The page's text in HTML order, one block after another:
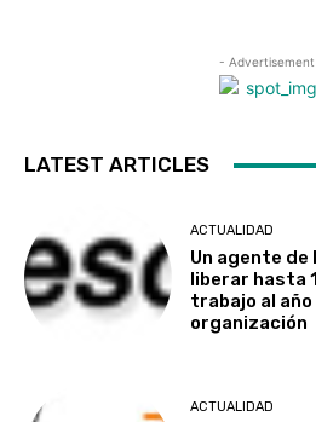
-
LATEST ARTICLES
ACTUALIDAD
Un agente de
liberar hasta
trabajo al año
organización
ACTUALIDAD